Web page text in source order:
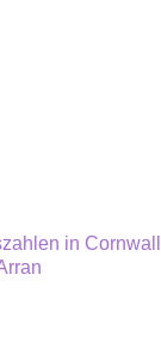
in Cornwall